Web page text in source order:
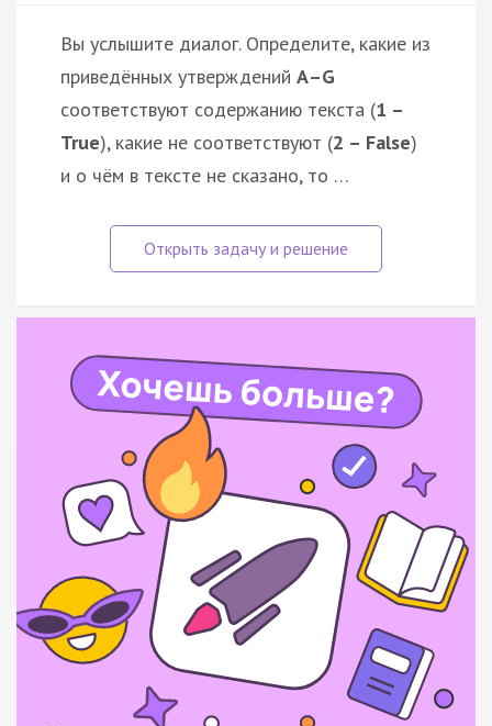
Вы услышите диалог. Определите, какие из
приведённых утверждений А–G
соответствуют содержанию текста (1 –
True), какие не соответствуют (2 – False)
и о чём в тексте не сказано, то …